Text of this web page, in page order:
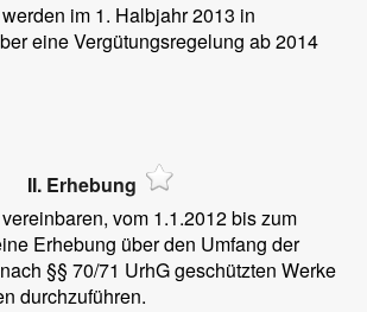
im 1. Halbjahr 2013 in
eine Vergütungsregelung ab 2014
II. Erhebung
vom 1.1.2012 bis zum
Erhebung über den Umfang der
§§ 70/71 UrhG geschützten Werke
durchzuführen.